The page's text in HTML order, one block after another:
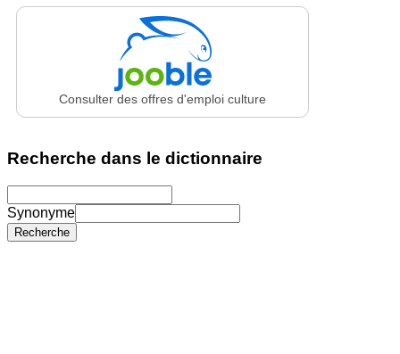
Consulter des offres d'emploi culture
Recherche dans le dictionnaire
Synonyme
Recherche